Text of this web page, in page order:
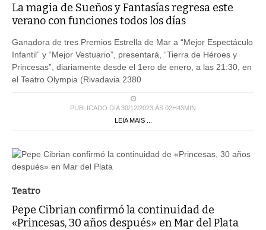
La magia de Sueños y Fantasías regresa este
verano con funciones todos los días
Ganadora de tres Premios Estrella de Mar a “Mejor Espectáculo
Infantil” y “Mejor Vestuario”, presentará, “Tierra de Héroes y
Princesas”, diariamente desde el 1ero de enero, a las 21:30, en
el Teatro Olympia (Rivadavia 2380
PUBLICADO DIA 30/12/2023 ÀS 02H43MIN
LEIA MAIS ...
Teatro
Pepe Cibrian confirmó la continuidad de
«Princesas, 30 años después» en Mar del Plata